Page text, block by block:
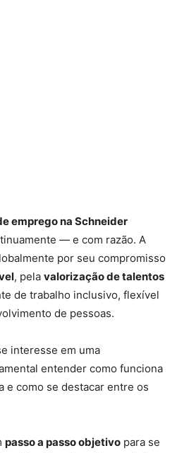
emprego na Schneider
— e com razão. A
por seu compromisso
, pela valorização de talentos
de trabalho inclusivo, flexível
de pessoas.
interesse em uma
entender como funciona
e como se destacar entre os
passo a passo objetivo para se